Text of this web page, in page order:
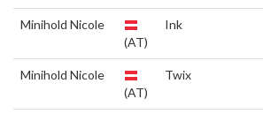
Minihold Nicole
(AT)
Ink
Minihold Nicole
(AT)
Twix